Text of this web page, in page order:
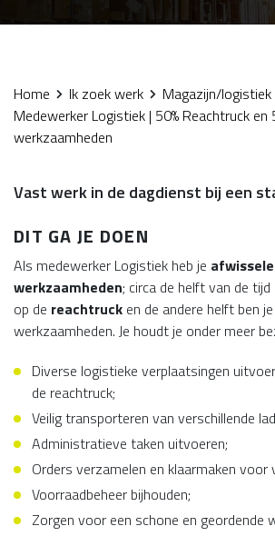
Home Ik zoek werk
Magazijn/logistiek
Medewerker Logistiek | 50% Reachtruck en
werkzaamheden
Vast werk in de dagdienst bij een
DIT GA JE DOEN
Als medewerker Logistiek heb je
werkzaamheden; circa de helft van de
op de reachtruck en de andere helft ben
werkzaamheden. Je houdt je onder meer
Diverse logistieke verplaatsingen
de reachtruck;
Veilig transporteren van verschillende
Administratieve taken uitvoeren;
Orders verzamelen en klaarmaken voor
Voorraadbeheer bijhouden;
Zorgen voor een schone en geordende